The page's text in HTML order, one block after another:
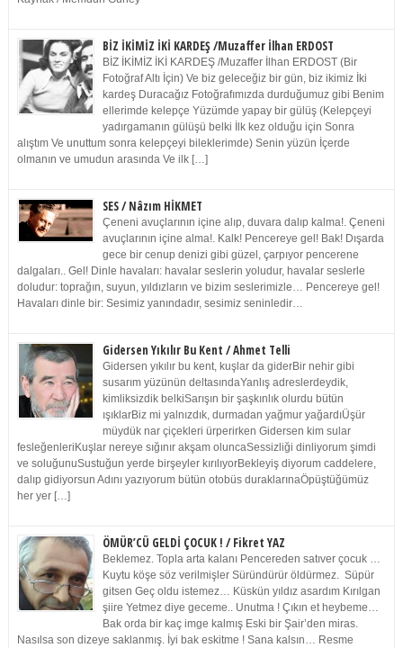
BİZ İKİMİZ İKİ KARDEŞ /Muzaffer İlhan ERDOST
BİZ İKİMİZ İKİ KARDEŞ /Muzaffer İlhan ERDOST (Bir
Fotoğraf Altı İçin) Ve biz geleceğiz bir gün, biz ikimiz İki
kardeş Duracağız Fotoğrafımızda durduğumuz gibi Benim
ellerimde kelepçe Yüzümde yapay bir gülüş (Kelepçeyi
yadırgamanın gülüşü belki İlk kez olduğu için Sonra
alıştım Ve unuttum sonra kelepçeyi bileklerimde) Senin yüzün İçerde
olmanın ve umudun arasında Ve ilk […]
SES / Nâzım HİKMET
Çeneni avuçlarının içine alıp, duvara dalıp kalma!. Çeneni
avuçlarının içine alma!. Kalk! Pencereye gel! Bak! Dışarda
gece bir cenup denizi gibi güzel, çarpıyor pencerene
dalgaları.. Gel! Dinle havaları: havalar seslerin yoludur, havalar seslerle
doludur: toprağın, suyun, yıldızların ve bizim seslerimizle… Pencereye gel!
Havaları dinle bir: Sesimiz yanındadır, sesimiz seninledir…
Gidersen Yıkılır Bu Kent / Ahmet Telli
Gidersen yıkılır bu kent, kuşlar da giderBir nehir gibi
susarım yüzünün deltasındaYanlış adreslerdeydik,
kimliksizdik belkiSarışın bir şaşkınlık olurdu bütün
ışıklarBiz mi yalnızdık, durmadan yağmur yağardıÜşür
müydük nar çiçekleri ürperirken Gidersen kim sular
fesleğenleriKuşlar nereye sığınır akşam oluncaSessizliği dinliyorum şimdi
ve soluğunuSustuğun yerde birşeyler kırılıyorBekleyiş diyorum caddelere,
dalıp gidiyorsun Adını yazıyorum bütün otobüs duraklarınaÖpüştüğümüz
her yer […]
ÖMÜR’CÜ GELDİ ÇOCUK ! / Fikret YAZ
Beklemez. Topla arta kalanı Pencereden satıver çocuk …
Kuytu köşe söz verilmişler Süründürür öldürmez. Süpür
gitsen Geç oldu istemez… Küskün yıldız asardım Kırılgan
şiire Yetmez diye geceme.. Unutma ! Çıkın et heybeme…
Bak orda bir kaç imge kalmış Eski bir Şair’den miras.
Nasılsa son dizeye saklanmış. İyi bak eskitme ! Sana kalsın… Resme